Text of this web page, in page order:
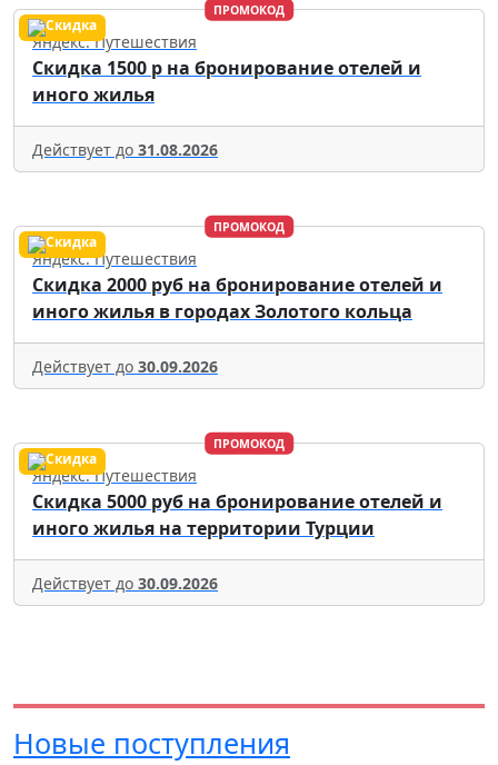
ПРОМОКОД
Яндекс. Путешествия
Скидка 1500 р на бронирование отелей и
иного жилья
Действует до 31.08.2026
ПРОМОКОД
Яндекс. Путешествия
Скидка 2000 руб на бронирование отелей и
иного жилья в городах Золотого кольца
Действует до 30.09.2026
ПРОМОКОД
Яндекс. Путешествия
Скидка 5000 руб на бронирование отелей и
иного жилья на территории Турции
Действует до 30.09.2026
Новые поступления